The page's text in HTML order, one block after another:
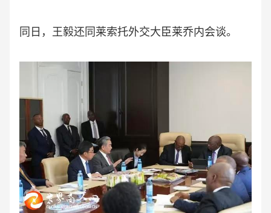
同日，王毅还同莱索托外交大臣莱乔内会谈。